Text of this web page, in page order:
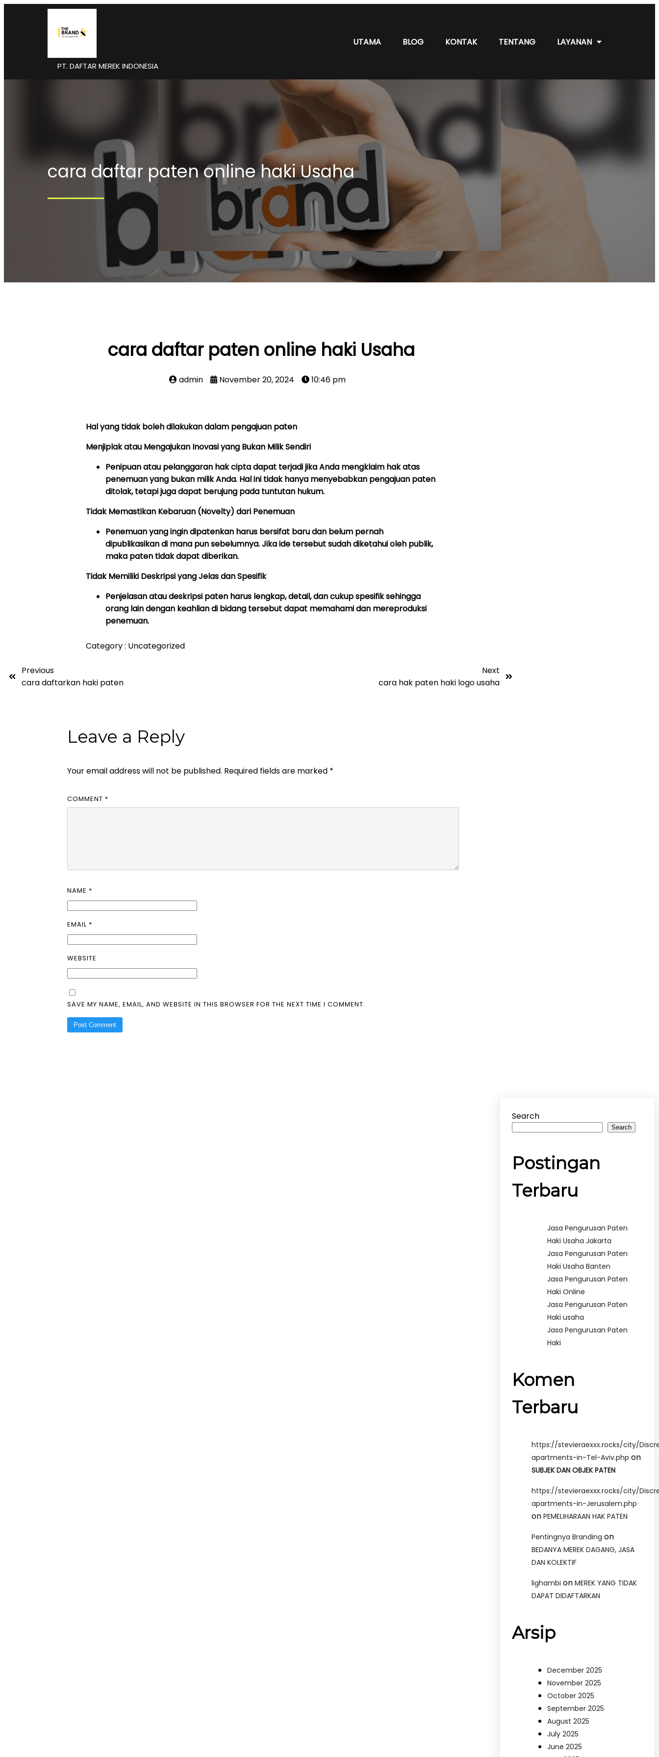
PT. DAFTAR MEREK INDONESIA
UTAMA BLOG KONTAK TENTANG LAYANAN
cara daftar paten online haki Usaha
cara daftar paten online haki Usaha
admin November 20, 2024 10:46 pm
Hal yang tidak boleh dilakukan dalam pengajuan paten
Menjiplak atau Mengajukan Inovasi yang Bukan Milik Sendiri
Penipuan atau pelanggaran hak cipta dapat terjadi jika Anda mengklaim hak atas
penemuan yang bukan milik Anda. Hal ini tidak hanya menyebabkan pengajuan paten
ditolak, tetapi juga dapat berujung pada tuntutan hukum.
Tidak Memastikan Kebaruan (Novelty) dari Penemuan
Penemuan yang ingin dipatenkan harus bersifat baru dan belum pernah
dipublikasikan di mana pun sebelumnya. Jika ide tersebut sudah diketahui oleh publik,
maka paten tidak dapat diberikan.
Tidak Memiliki Deskripsi yang Jelas dan Spesifik
Penjelasan atau deskripsi paten harus lengkap, detail, dan cukup spesifik sehingga
orang lain dengan keahlian di bidang tersebut dapat memahami dan mereproduksi
penemuan.
Category : Uncategorized
Previous
cara daftarkan haki paten
Next
cara hak paten haki logo usaha
Leave a Reply
Your email address will not be published. Required fields are marked *
COMMENT *
NAME *
EMAIL *
WEBSITE
SAVE MY NAME, EMAIL, AND WEBSITE IN THIS BROWSER FOR THE NEXT TIME I COMMENT.
Search
Search
Postingan
Terbaru
Jasa Pengurusan Paten
Haki Usaha Jakarta
Jasa Pengurusan Paten
Haki Usaha Banten
Jasa Pengurusan Paten
Haki Online
Jasa Pengurusan Paten
Haki usaha
Jasa Pengurusan Paten
Haki
Komen
Terbaru
https://stevieraexxx.rocks/city/
apartments-in-Tel-Aviv.php on
SUBJEK DAN OBJEK PATEN
https://stevieraexxx.rocks/city/
apartments-in-Jerusalem.php
onPEMELIHARAAN HAK PATEN
Pentingnya Branding on
BEDANYA MEREK DAGANG, JASA
DAN KOLEKTIF
lighambi onMEREK YANG TIDAK
DAPAT DIDAFTARKAN
Arsip
December 2025
November 2025
October 2025
September 2025
August 2025
July 2025
June 2025